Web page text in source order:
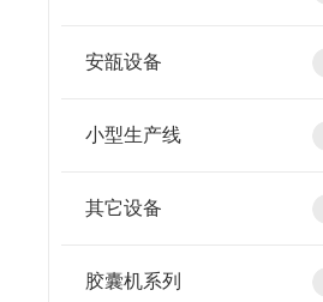
安瓿设备
小型生产线
其它设备
胶囊机系列